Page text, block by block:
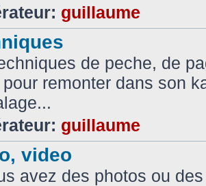
guillaume
de peche, de
remonter dans son
guillaume
video
avez des photos ou